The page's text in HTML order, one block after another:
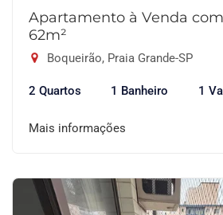
Apartamento à Venda
62m²
Boqueirão, Praia Grande-SP
2 Quartos 1 Banheiro 1
Mais informações